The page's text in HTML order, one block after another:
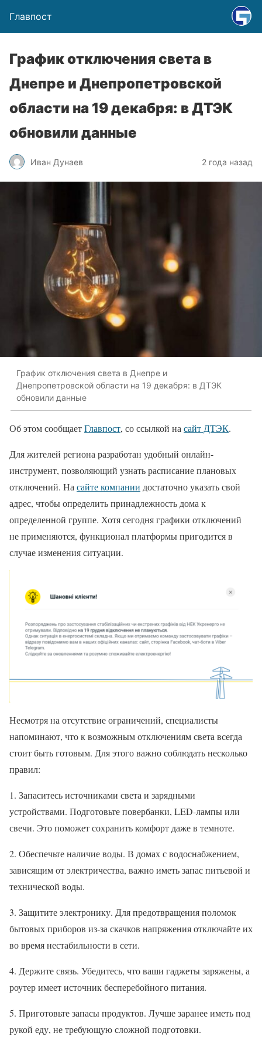
Главпост
График отключения света в
Днепре и Днепропетровской
области на 19 декабря: в ДТЭК
обновили данные
Иван Дунаев 2 года назад
График отключения света в Днепре и
Днепропетровской области на 19 декабря: в ДТЭК
обновили данные
Об этом сообщаетГлавпост, со ссылкой на сайт ДТЭК.
Для жителей региона разработан удобный онлайн-
инструмент, позволяющий узнать расписание плановых
отключений. На сайте компании достаточно указать свой
адрес, чтобы определить принадлежность дома к
определенной группе. Хотя сегодня графики отключений
не применяются, функционал платформы пригодится в
случае изменения ситуации.
Несмотря на отсутствие ограничений, специалисты
напоминают, что к возможным отключениям света всегда
стоит быть готовым. Для этого важно соблюдать несколько
правил:
1. Запаситесь источниками света и зарядными
устройствами. Подготовьте повербанки, LED-лампы или
свечи. Это поможет сохранить комфорт даже в темноте.
2. Обеспечьте наличие воды. В домах с водоснабжением,
зависящим от электричества, важно иметь запас питьевой и
технической воды.
3. Защитите электронику. Для предотвращения поломок
бытовых приборов из-за скачков напряжения отключайте их
во время нестабильности в сети.
4. Держите связь. Убедитесь, что ваши гаджеты заряжены, а
роутер имеет источник бесперебойного питания.
5. Приготовьте запасы продуктов. Лучше заранее иметь под
рукой еду, не требующую сложной подготовки.